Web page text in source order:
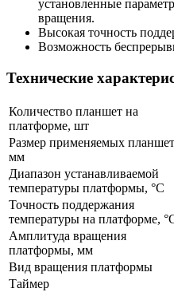
установленные
вращения.
Высокая точность
Возможность
Технические
Количество планшет на
платформе, шт
Размер применяемых
мм
Диапазон устанавливаемой
температуры платформы, °С
Точность поддержания
температуры на платформе,
Амплитуда вращения
платформы, мм
Вид вращения платформы
Таймер